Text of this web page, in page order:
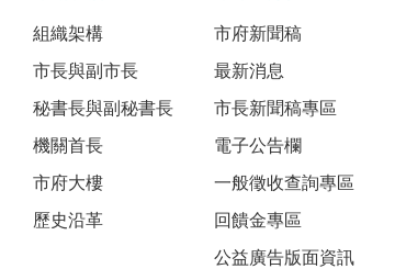
組織架構
市長與副市長
秘書長與副秘書長
機關首長
市府大樓
歷史沿革
市府新聞稿
最新消息
市長新聞稿專區
電子公告欄
一般徵收查詢專區
回饋金專區
公益廣告版面資訊